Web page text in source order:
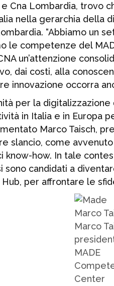
Cna Lombardia, trovo
nella gerarchia della
“Abbiamo un
le competenze del
un’attenzione
dai costi, alla
innovazione occorra
per la
in Italia e in Europa
Marco Taisch,
slancio, come
know-how. In tale
candidati a
per affrontare le
Marco
Marco
MADE
Center